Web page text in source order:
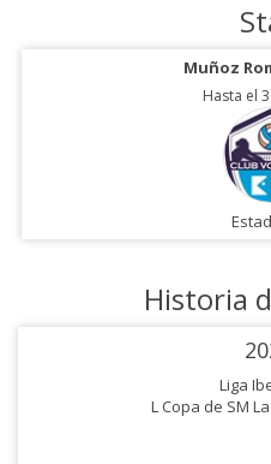
Muñoz
Hasta el
Historia
Liga
L Copa de SM